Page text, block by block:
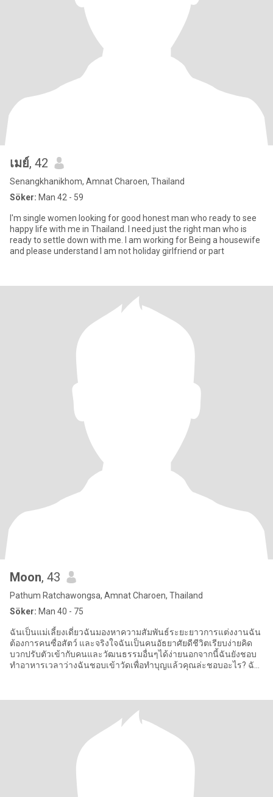
เมย์, 42
Senangkhanikhom, Amnat Charoen, Thailand
Söker: Man 42 - 59
I'm single women looking for good honest man who ready to see
happy life with me in Thailand. I need just the right man who is
ready to settle down with me. I am working for Being a housewife
and please understand I am not holiday girlfriend or part
Moon, 43
Pathum Ratchawongsa, Amnat Charoen, Thailand
Söker: Man 40 - 75
ฉันเป็นแม่เลี้ยงเดี่ยวฉันมองหาความสัมพันธ์ระยะยาวการแต่งงานฉัน
ต้องการคนซื่อสัตว์ และจริงใจฉันเป็นคนอัธยาศัยดีชีวิตเรียบง่ายคิด
บวกปรับตัวเข้ากับคนและวัฒนธรรมอื่นๆได้ง่ายนอกจากนี้ฉันยังชอบ
ทำอาหารเวลาว่างฉันชอบเข้าวัดเพื่อทำบุญแล้วคุณล่ะชอบอะไร? ฉัน